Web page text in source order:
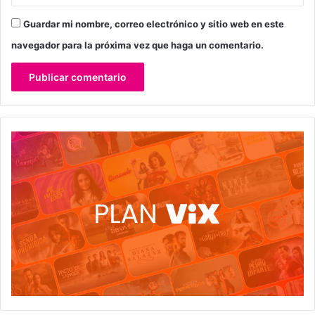
Guardar mi nombre, correo electrónico y sitio web en este
navegador para la próxima vez que haga un comentario.